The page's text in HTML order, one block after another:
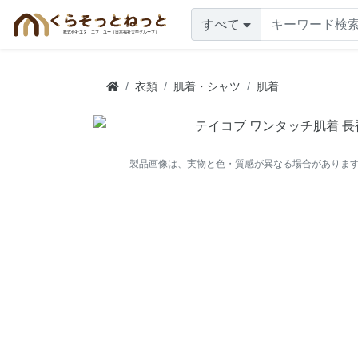
すべて
衣類 肌着・シャツ 肌着
製品画像は、実物と色・質感が異なる場合がありま